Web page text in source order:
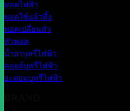
พอตไฟฟ้า
พอตใช้แล้วทิ้ง
พอตเปลี่ยนหัว
หัวพอต
น้ำยาบุหรี่ไฟฟ้า
คอยล์บุหรี่ไฟฟ้า
อะตอมบุหรี่ไฟฟ้า